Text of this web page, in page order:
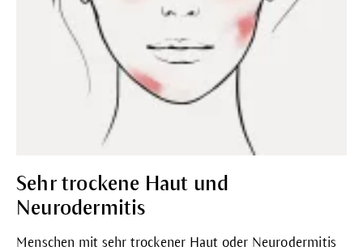
Sehr trockene Haut und
Neurodermitis
Menschen mit sehr trockener Haut oder Neurodermitis